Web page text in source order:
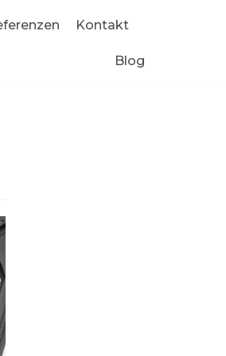
Kontakt
Blog